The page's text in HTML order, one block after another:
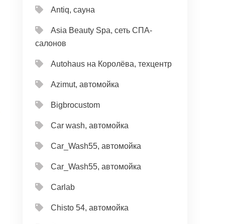
Antiq, сауна
Asia Beauty Spa, сеть СПА-
салонов
Autohaus на Королёва, техцентр
Azimut, автомойка
Bigbrocustom
Car wash, автомойка
Car_Wash55, автомойка
Car_Wash55, автомойка
Carlab
Chisto 54, автомойка